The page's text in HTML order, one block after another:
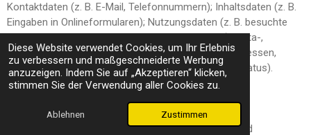
Diese Website verwendet Cookies, um Ihr Erlebnis
zu verbessern und maßgeschneiderte Werbung
anzuzeigen. Indem Sie auf „Akzeptieren“ klicken,
stimmen Sie der Verwendung aller Cookies zu.
Ablehnen Zustimmen
Kontaktdaten (z. B. E-Mail, Telefonnummern); Inhaltsdaten (z. B.
Eingaben in Onlineformularen); Nutzungsdaten (z. B. besuchte
Webseiten, Interesse an Inhalten, Zugriffszeiten); Meta-,
Kommunikations- und Verfahrensdaten (z. .B. IP-Adressen,
Zeitangaben, Identifikationsnummern, Einwilligungsstatus).
Betroffene Personen:
Zwecke der Verarbeitung:
Kontaktanfragen und Kommunikation; Verwaltung und